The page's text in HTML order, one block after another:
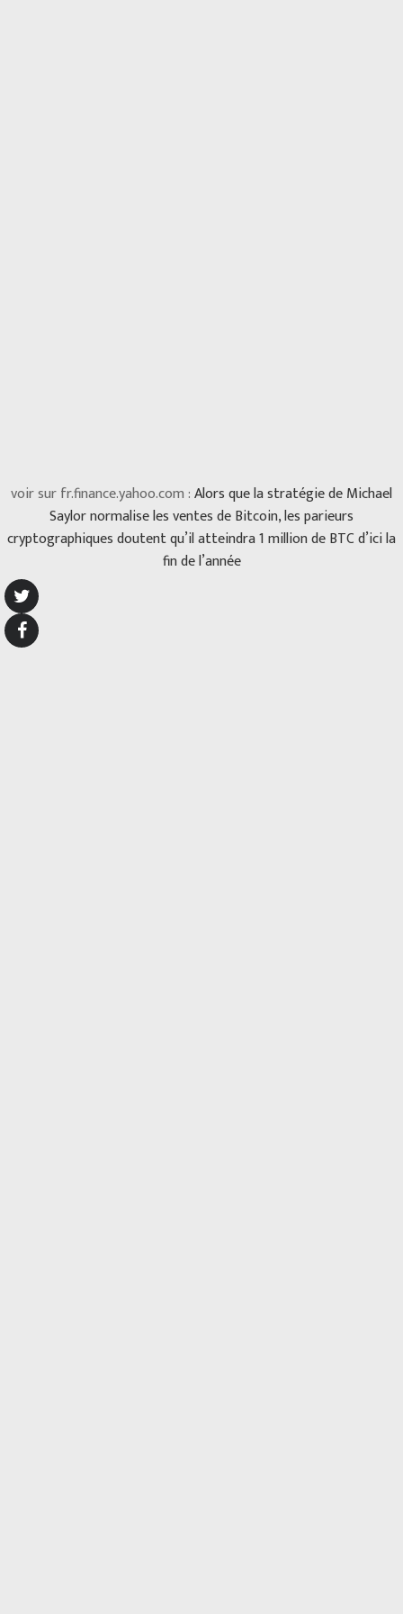
voir sur fr.finance.yahoo.com :Alors que la stratégie de Michael
Saylor normalise les ventes de Bitcoin, les parieurs
cryptographiques doutent qu’il atteindra 1 million de BTC d’ici la
fin de l’année